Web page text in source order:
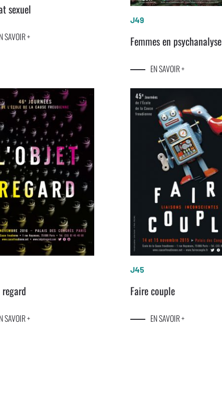
sexuel
SAVOIR +
J49
Femmes en psychanalyse
EN SAVOIR +
regard
SAVOIR +
J45
Faire couple
EN SAVOIR +